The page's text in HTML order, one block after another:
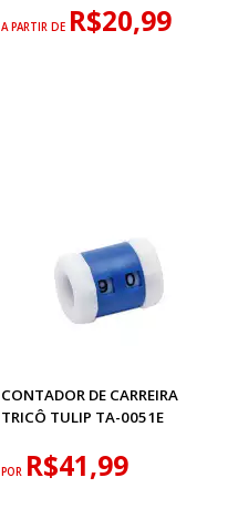
A PARTIR DE R$20,99
CONTADOR DE CARREIRA
TRICÔ TULIP TA-0051E
POR R$41,99